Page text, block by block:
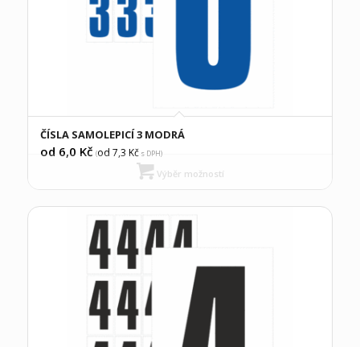
ČÍSLA SAMOLEPICÍ 3 MODRÁ
od 6,0 Kč (od 7,3 Kčs DPH)
Výběr možností